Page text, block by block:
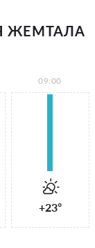
ЖЕМТАЛА
09:00
+23°